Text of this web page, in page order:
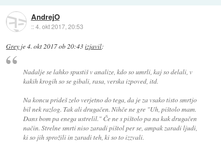
AndrejO
::4. okt 2017, 20:53
Grey je4. okt 2017 ob 20:43izjavil:
Nadalje se lahko spustiš v analize, kdo so umrli, kaj so delali, v
kakih krogih so se gibali, rasa, verska izpoved, itd.
Na koncu prideš zelo verjetno do tega, da je za vsako tisto smrtjo
bil nek razlog. Tak ali drugačen. Nihče ne gre "Uh, pištolo mam.
Dans bom pa enega ustrelil." Če ne s pištolo pa na kak drugačen
način. Strelne smrti niso zaradi pištol per se, ampak zaradi ljudi,
ki so jih sprožili in zaradi teh, ki so to izzvali.